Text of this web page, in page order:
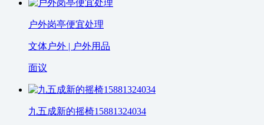
户外岗亭便宜处理
文体户外 | 户外用品
面议
九五成新的摇椅15881324034